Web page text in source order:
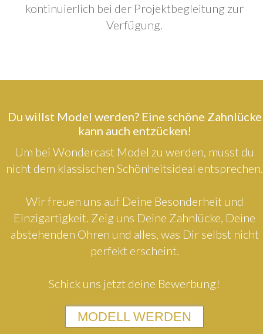
kontinuierlich bei der Projektbegleitung zur
Verfügung.
Du willst Model werden? Eine schöne Zahnlücke
kann auch entzücken!
Um bei Wondercast Model zu werden, musst du
nicht dem klassischen Schönheitsideal entsprechen.
Wir freuen uns auf Deine Besonderheit und
Einzigartigkeit. Zeig uns Deine Zahnlücke, Deine
abstehenden Ohren und alles, was Dir selbst nicht
perfekt erscheint.
Schick uns jetzt deine Bewerbung!
MODELL WERDEN